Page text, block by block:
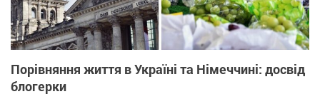
Порівняння життя в Україні та Німеччині: досвід
блогерки